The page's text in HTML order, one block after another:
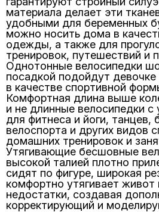
материала делает эти
удобными для беременных
можно носить дома в
одежды, а также для
тренировок, путешествий и
Однотонные велосипедки
посадкой подойдут
в качестве спортивной
Комфортная длина выше
и не длинные велосипедки
для фитнеса и йоги, танцев,
велоспорта и других видов
домашних тренировок и
Утягивающие бесшовные
высокой талией плотно
сидят по фигуре, широкая
комфортно утягивает живот
недостатки, создавая
корректирующий и